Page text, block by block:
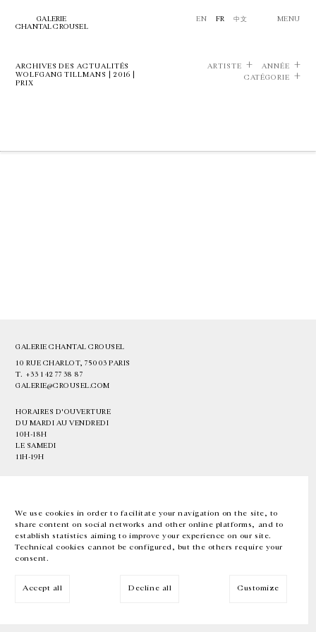
We use cookies in order to facilitate your navigation on the site, to
share content on social networks and other online platforms, and to
establish statistics aiming to improve your experience on our site.
Technical cookies cannot be configured, but the others require your
consent.
Accept all Decline all Customize
GALERIE
CHANTAL CROUSEL
EN FR 中文 MENU
ARCHIVES DES ACTUALITÉS
WOLFGANG TILLMANS | 2016 |
PRIX
ARTISTE
ANNÉE
CATÉGORIE
GALERIE CHANTAL CROUSEL
10 RUE CHARLOT, 75003 PARIS
T. +33 1 42 77 38 87
GALERIE@CROUSEL.COM
HORAIRES D'OUVERTURE
DU MARDI AU VENDREDI
10H-18H
LE SAMEDI
11H-19H
EN FR 中文 Facebook Instagram
Inscrivez-vous à notre newsletter